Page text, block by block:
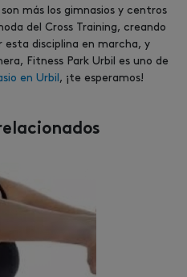
más los gimnasios y centros
del Cross Training, creando
esta disciplina en marcha, y
Fitness Park Urbil es uno de
en Urbil , ¡te esperamos!